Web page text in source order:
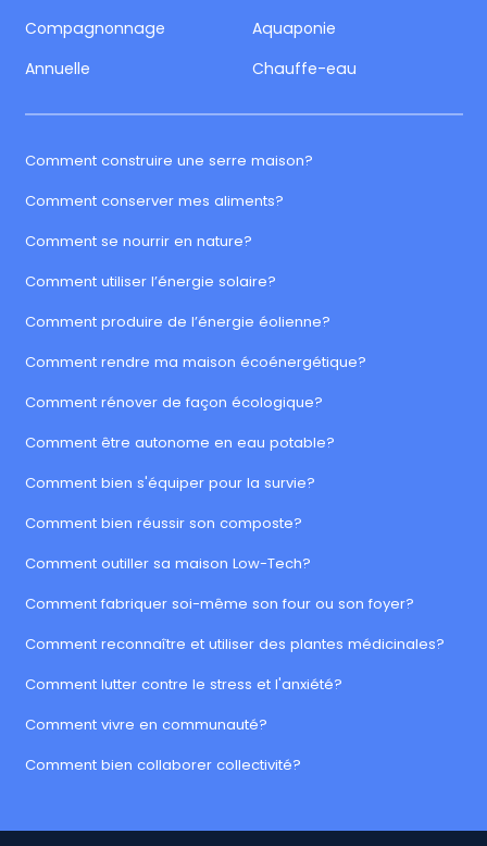
Comment construire une serre maison?
Comment conserver mes aliments?
Comment se nourrir en nature?
Comment utiliser l’énergie solaire?
Comment produire de l’énergie éolienne?
Comment rendre ma maison écoénergétique?
Comment rénover de façon écologique?
Comment être autonome en eau potable?
Comment bien s'équiper pour la survie?
Comment bien réussir son composte?
Comment outiller sa maison Low-Tech?
Comment fabriquer soi-même son four ou son foyer?
Comment reconnaître et utiliser des plantes médicinales?
Comment lutter contre le stress et l'anxiété?
Comment vivre en communauté?
Comment bien collaborer collectivité?
Compagnonnage
Aquaponie
Annuelle
Chauffe-eau